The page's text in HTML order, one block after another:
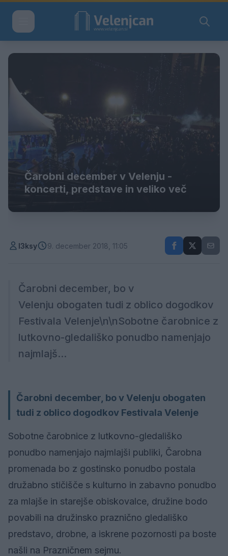
Čarobni december v Velenju -
koncerti, predstave in veliko več
l3ksy 9. december 2018, 11:05
Čarobni december, bo v
Velenju obogaten tudi z oblico dogodkov
Festivala Velenje\n\nSobotne čarobnice z
lutkovno-gledališko ponudbo namenjajo
najmlajš...
Čarobni december, bo v Velenju obogaten
tudi z oblico dogodkov Festivala Velenje
Sobotne čarobnice z lutkovno-gledališko
ponudbo namenjajo najmlajši publiki, Čarobna
promenada bo z gostinsko ponudbo postala
družabno stičišče s kulturno in zabavno ponudbo
za mlajše in starejše obiskovalce, družine bodo
povabili na družinsko praznično gledališko
predstavo, drobne, a iskrene pozornosti pa boste
našli na Prazničnem sejmu.